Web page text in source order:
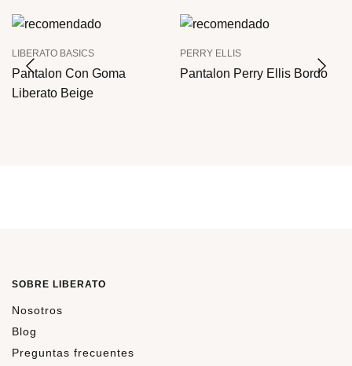
LIBERATO BASICS
Pantalon Con Goma
Liberato Beige
PERRY ELLIS
Pantalon Perry Ellis Bordo
SOBRE LIBERATO
Nosotros
Blog
Preguntas frecuentes